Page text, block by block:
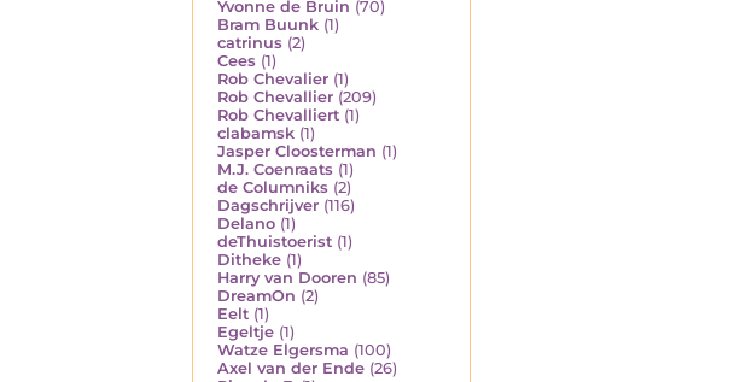
Yvonne de Bruin (70)
Bram Buunk (1)
catrinus (2)
Cees (1)
Rob Chevalier (1)
Rob Chevallier (209)
Rob Chevalliert (1)
clabamsk (1)
Jasper Cloosterman (1)
M.J. Coenraats (1)
de Columniks (2)
Dagschrijver (116)
Delano (1)
deThuistoerist (1)
Ditheke (1)
Harry van Dooren (85)
DreamOn (2)
Eelt (1)
Egeltje (1)
Watze Elgersma (100)
Axel van der Ende (26)